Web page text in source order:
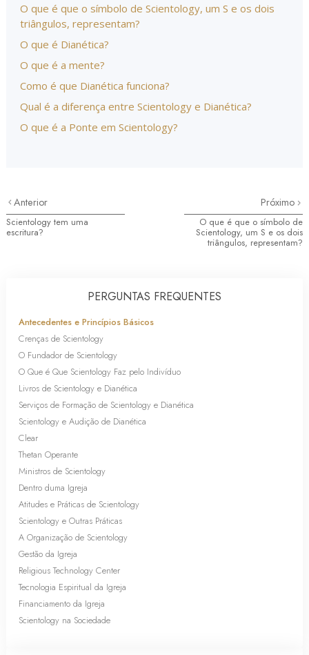
O que é que o símbolo de Scientology, um S e os dois
triângulos, representam?
O que é Dianética?
O que é a mente?
Como é que Dianética funciona?
Qual é a diferença entre Scientology e Dianética?
O que é a Ponte em Scientology?
Anterior
Scientology tem uma
escritura?
Próximo
O que é que o símbolo de
Scientology, um S e os dois
triângulos, representam?
PERGUNTAS FREQUENTES
Antecedentes e Princípios Básicos
Crenças de Scientology
O Fundador de Scientology
O Que é Que Scientology Faz pelo Indivíduo
Livros de Scientology e Dianética
Serviços de Formação de Scientology e Dianética
Scientology e Audição de Dianética
Clear
Thetan Operante
Ministros de Scientology
Dentro duma Igreja
Atitudes e Práticas de Scientology
Scientology e Outras Práticas
A Organização de Scientology
Gestão da Igreja
Religious Technology Center
Tecnologia Espiritual da Igreja
Financiamento da Igreja
Scientology na Sociedade